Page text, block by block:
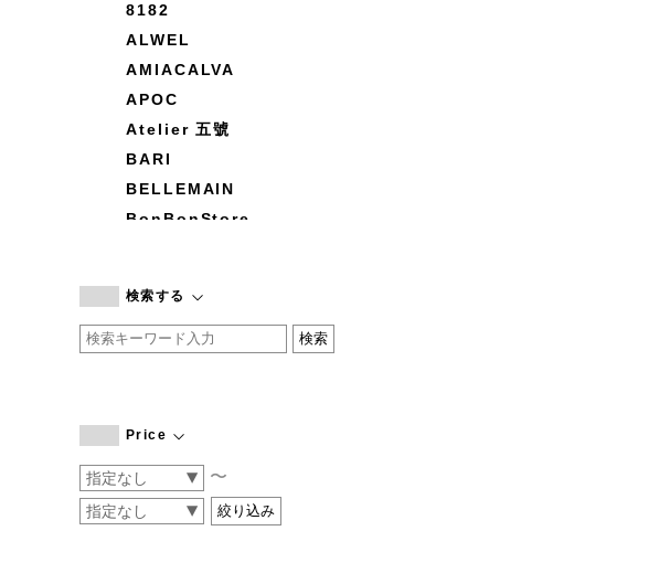
8182
ALWEL
AMIACALVA
APOC
Atelier 五號
BARI
BELLEMAIN
BonBonStore
by basics
CATWORTH
COGTHEBIGSMOKE
CONVERSE
DEAN & DELUCA
検索する
Price
〜